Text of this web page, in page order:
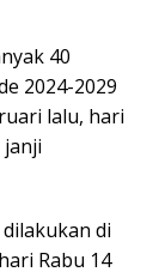
40
2024-2029
lalu, hari
di
Rabu 14